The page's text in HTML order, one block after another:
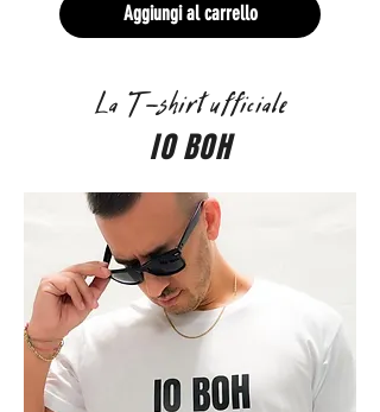
Aggiungi al carrello
La T-shirt ufficiale
IO BOH